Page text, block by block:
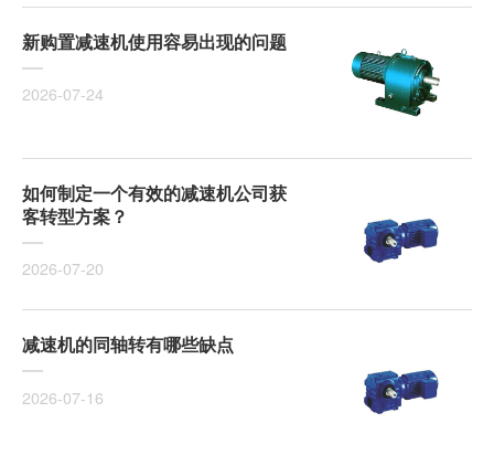
新购置减速机使用容易出现的问题
2026-07-24
如何制定一个有效的减速机公司获
客转型方案？
2026-07-20
减速机的同轴转有哪些缺点
2026-07-16